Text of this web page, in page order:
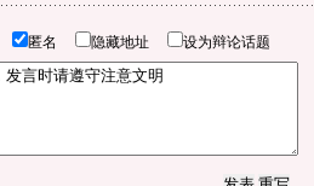
匿名 隐藏地址 设为辩论话题